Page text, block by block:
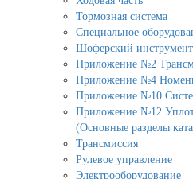
Тормозная система
Специальное
Шоферский
Приложение №2
Приложение №4
Приложение №10
Приложение №12
(Основные разделы
Трансмиссия
Рулевое управление
Электрооборудование